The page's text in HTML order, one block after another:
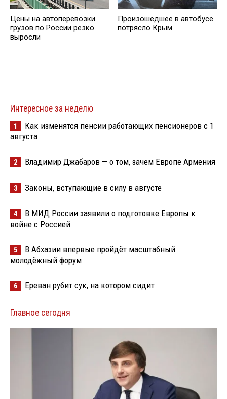
Цены на автоперевозки
грузов по России резко
выросли
Произошедшее в автобусе
потрясло Крым
Интересное за неделю
1
Как изменятся пенсии работающих пенсионеров с 1
августа
2 Владимир Джабаров — о том, зачем Европе Армения
3 Законы, вступающие в силу в августе
4
В МИД России заявили о подготовке Европы к
войне с Россией
5
В Абхазии впервые пройдёт масштабный
молодёжный форум
6 Ереван рубит сук, на котором сидит
Главное сегодня